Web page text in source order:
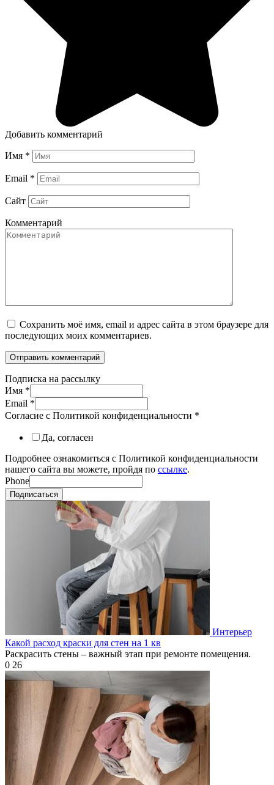
Добавить комментарий
Имя *
Email *
Сайт
Комментарий
Сохранить моё имя, email и адрес сайта в этом браузере для
последующих моих комментариев.
Подписка на рассылку
Имя *
Email *
Согласие с Политикой конфиденциальности *
Да, согласен
Подробнее ознакомиться с Политикой конфиденциальности
нашего сайта вы можете, пройдя по ссылке.
Phone
Подписаться
Интерьер
Какой расход краски для стен на 1 кв
Раскрасить стены – важный этап при ремонте помещения.
0 26